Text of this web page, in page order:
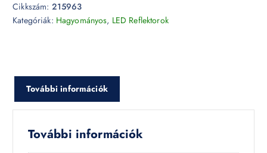
Cikkszám: 215963
Kategóriák: Hagyományos, LED Reflektorok
További információk
További információk